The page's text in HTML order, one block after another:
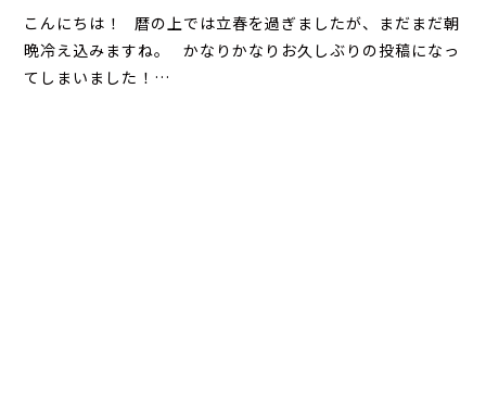
こんにちは！ 暦の上では立春を過ぎましたが、まだまだ朝
晩冷え込みますね。 かなりかなりお久しぶりの投稿になっ
てしまいました！…